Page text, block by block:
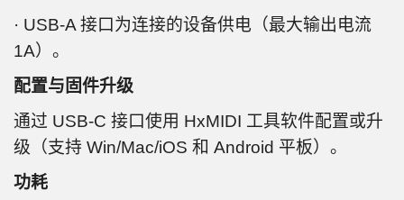
· USB-A 接口为连接的设备供电（最大输出电流
1A）。
配置与固件升级
通过 USB-C 接口使用 HxMIDI 工具软件配置或升
级（支持 Win/Mac/iOS 和 Android 平板）。
功耗